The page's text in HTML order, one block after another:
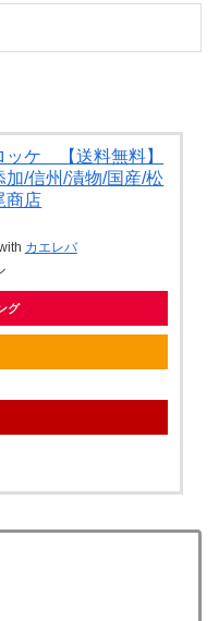
ケ 【送料無料】
加/信州/漬物/国産/松
商店
カエレバ
グ